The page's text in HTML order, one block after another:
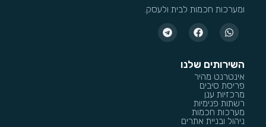
ומערכות חכמות לבית ולעסק.
השירותים שלנו
אינטרנט מהיר
פריסת סיבים
מרכזיות ענן
רשתות פנימיות
מערכות חכמות
ניהול ובניית אתרים